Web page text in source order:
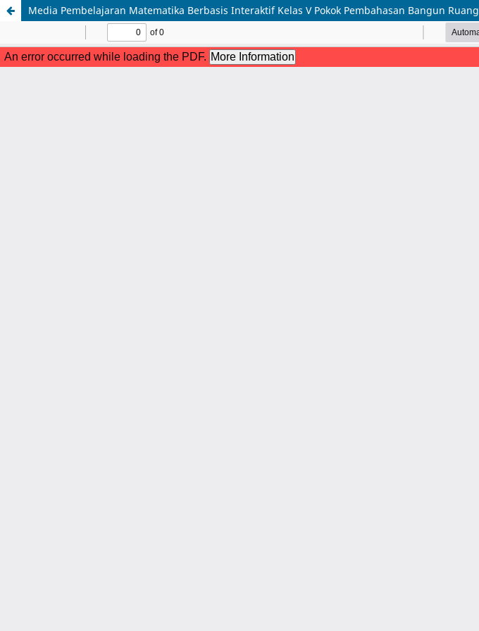
Media Pembelajaran Matematika Berbasis Interaktif Kelas V Pokok Pembahasan Bangun Ruang